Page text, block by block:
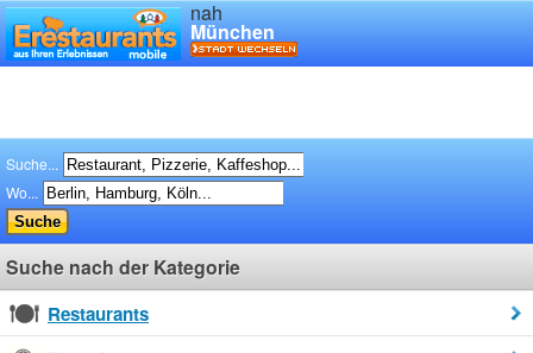
nah
München
Suche...
Wo...
Suche nach der Kategorie
Restaurants